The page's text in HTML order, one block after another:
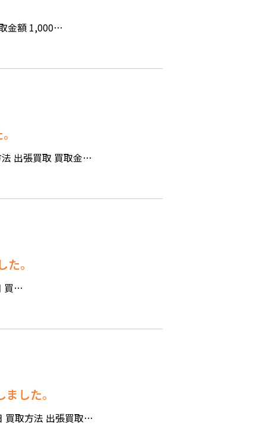
金額 1,000…
法 出張買取 買取金…
。
買…
した。
買取方法 出張買取…